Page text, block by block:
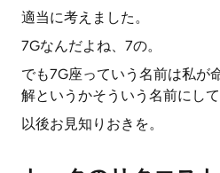
適当に考えました。
7Gなんだよね、7の。
でも7G座っていう名前は私が
解というかそういう名前にして
以後お見知りおきを。